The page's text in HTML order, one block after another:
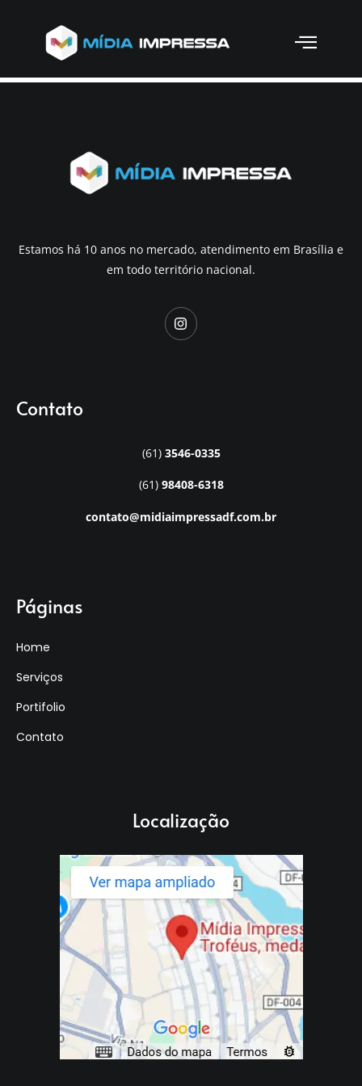
trofeu
Estamos há 10 anos no mercado, atendimento em Brasília e
em todo território nacional.
Contato
(61)3546-0335
(61)98408-6318
contato@midiaimpressadf.com.br
Páginas
Home
Serviços
Portifolio
Contato
Localização